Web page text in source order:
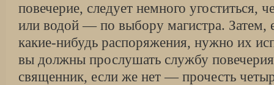
повечерие, следует немного угоститься,
или водой — по выбору магистра. Затем,
какие-нибудь распоряжения, нужно их
вы должны прослушать службу
священник, если же нет — прочесть